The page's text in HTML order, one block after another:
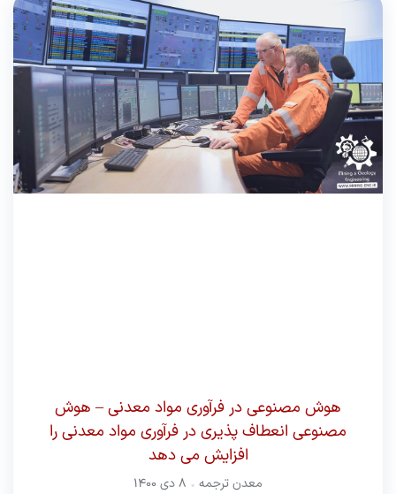
هوش مصنوعی در فرآوری مواد معدنی – هوش
مصنوعی انعطاف پذیری در فرآوری مواد معدنی را
افزایش می دهد
معدن ترجمه